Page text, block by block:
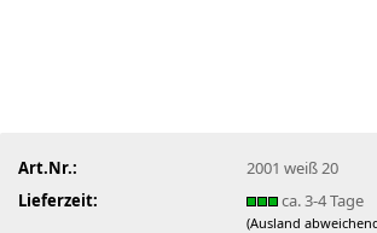
Art.Nr.:
2001 weiß 20
Lieferzeit:
ca. 3-4 Tage
(Ausland